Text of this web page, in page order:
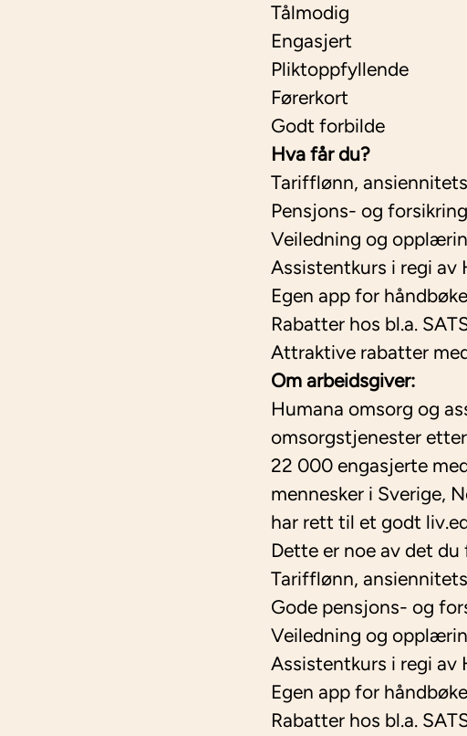
Tålmodig
Engasjert
Pliktoppfyllende
Førerkort
Godt forbilde
Hva får du?
Tarifflønn,
Pensjons- og
Veiledning og
Assistentkurs i regi av
Egen app for
Rabatter hos bl.a.
Attraktive rabatter
Om arbeidsgiver:
Humana omsorg og
omsorgstjenester
22 000 engasjerte
mennesker i Sverige,
har rett til et godt
Dette er noe av det
Tarifflønn,
Gode pensjons- og
Veiledning og
Assistentkurs i regi av
Egen app for
Rabatter hos bl.a.